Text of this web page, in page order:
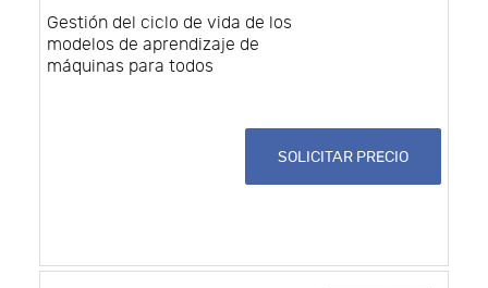
Gestión del ciclo de vida de los
modelos de aprendizaje de
máquinas para todos
SOLICITAR PRECIO